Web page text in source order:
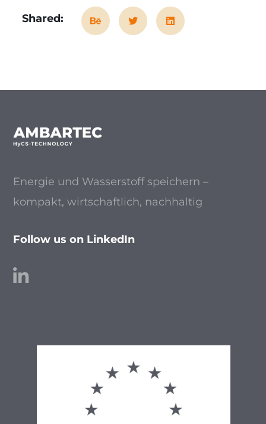
Shared:
Energie und Wasserstoff speichern –
kompakt, wirtschaftlich, nachhaltig
Follow us on LinkedIn